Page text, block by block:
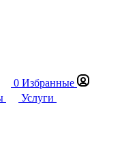
0 Избранные
Услуги